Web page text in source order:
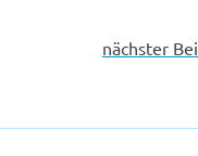
nächster